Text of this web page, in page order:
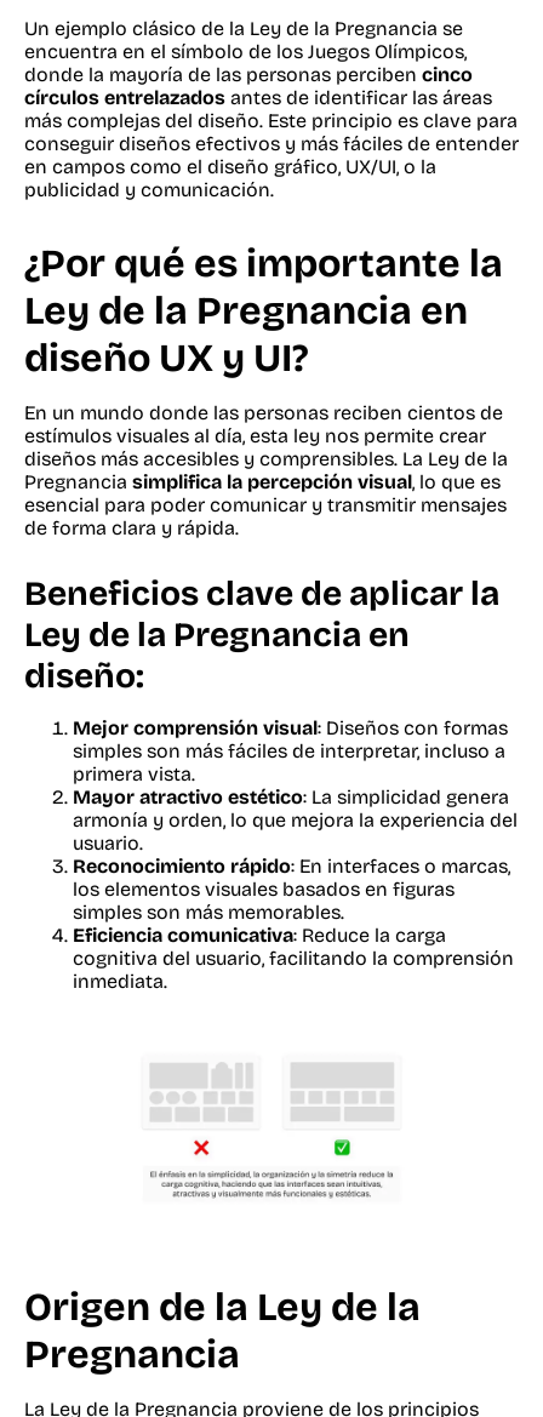
Un ejemplo clásico de la Ley de la Pregnancia se
encuentra en el símbolo de los Juegos Olímpicos,
donde la mayoría de las personas perciben cinco
círculos entrelazados antes de identificar las áreas
más complejas del diseño. Este principio es clave para
conseguir diseños efectivos y más fáciles de entender
en campos como el diseño gráfico, UX/UI, o la
publicidad y comunicación.
¿Por qué es importante la
Ley de la Pregnancia en
diseño UX y UI?
En un mundo donde las personas reciben cientos de
estímulos visuales al día, esta ley nos permite crear
diseños más accesibles y comprensibles. La Ley de la
Pregnancia simplifica la percepción visual, lo que es
esencial para poder comunicar y transmitir mensajes
de forma clara y rápida.
Beneficios clave de aplicar la
Ley de la Pregnancia en
diseño:
Mejor comprensión visual: Diseños con formas
simples son más fáciles de interpretar, incluso a
primera vista.
Mayor atractivo estético: La simplicidad genera
armonía y orden, lo que mejora la experiencia del
usuario.
Reconocimiento rápido: En interfaces o marcas,
los elementos visuales basados en figuras
simples son más memorables.
Eficiencia comunicativa: Reduce la carga
cognitiva del usuario, facilitando la comprensión
inmediata.
Origen de la Ley de la
Pregnancia
La Ley de la Pregnancia proviene de los principios